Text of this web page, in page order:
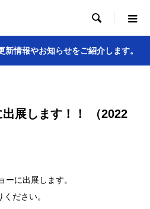

新情報やお知らせをご紹介します。
展します！！ （2022
ーに出展します。
ださい。